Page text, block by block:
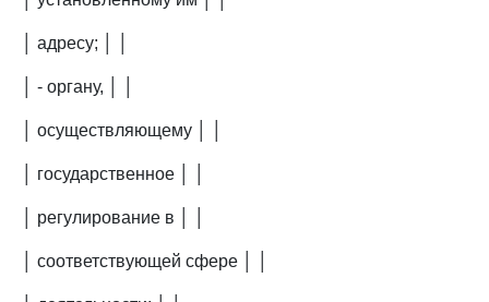
│ адресу; │ │
│ - органу, │ │
│ осуществляющему │ │
│ государственное │ │
│ регулирование в │ │
│ соответствующей сфере │ │